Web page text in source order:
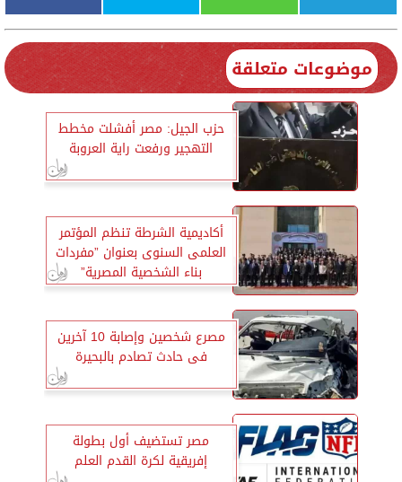
موضوعات متعلقة
حزب الجيل: مصر أفشلت مخطط
التهجير ورفعت راية العروبة
أكاديمية الشرطة تنظم المؤتمر
العلمى السنوى بعنوان ”مفردات
بناء الشخصية المصرية”
مصرع شخصين وإصابة 10 آخرين
فى حادث تصادم بالبحيرة
مصر تستضيف أول بطولة
إفريقية لكرة القدم العلم